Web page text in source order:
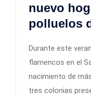
nuevo
polluelos
Durante este
flamencos en el
nacimiento de
tres colonias